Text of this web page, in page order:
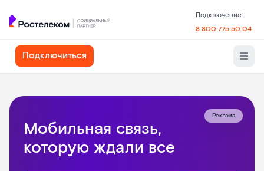
Подключение:
8 800 775 50 04
Подключиться
Мобильная связь,
которую ждали все
Реклама